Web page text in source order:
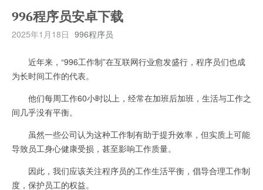
996程序员安卓下载
2025年1月18日 996程序员
近年来，“996工作制”在互联网行业愈发盛行，程序员们也成
为长时间工作的代表。
他们每周工作60小时以上，经常在加班后加班，生活与工作之
间几乎没有平衡。
虽然一些公司认为这种工作制有助于提升效率，但实质上可能
导致员工身心健康受损，甚至影响工作质量。
因此，我们应该关注程序员的工作生活平衡，倡导合理工作制
度，保护员工的权益。